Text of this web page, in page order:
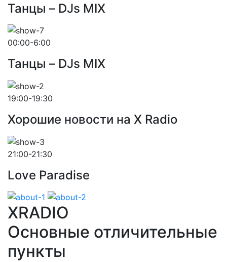
Танцы – DJs MIX
00:00-6:00
Танцы – DJs MIX
19:00-19:30
Хорошие новости на X Radio
21:00-21:30
Love Paradise
XRADIO
Основные отличительные
пункты